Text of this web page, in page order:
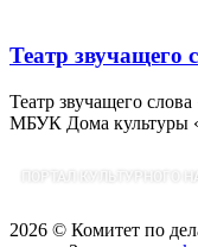
Театр звучащего
Театр звучащего
МБУК Дома культуры
2026 © Комитет по